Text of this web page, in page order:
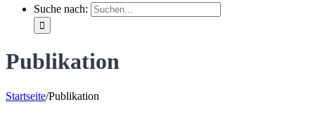
Suche nach:
Publikation
Startseite/Publikation